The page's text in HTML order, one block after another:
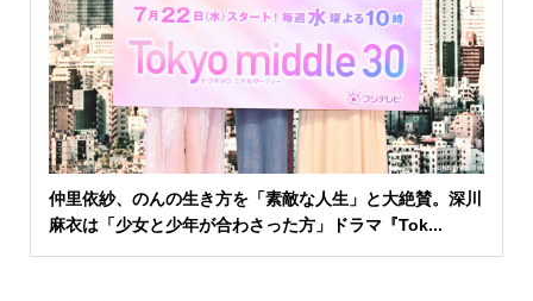
仲里依紗、のんの生き方を「素敵な人生」と大絶賛。深川
麻衣は「少女と少年が合わさった方」ドラマ『Tok...